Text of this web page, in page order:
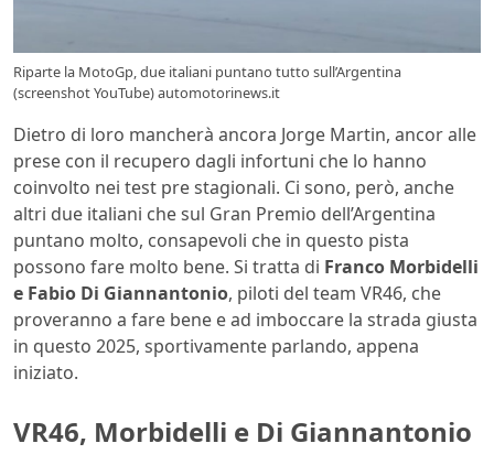
Riparte la MotoGp, due italiani puntano tutto sull’Argentina
(screenshot YouTube) automotorinews.it
Dietro di loro mancherà ancora Jorge Martin, ancor alle
prese con il recupero dagli infortuni che lo hanno
coinvolto nei test pre stagionali. Ci sono, però, anche
altri due italiani che sul Gran Premio dell’Argentina
puntano molto, consapevoli che in questo pista
possono fare molto bene. Si tratta di Franco Morbidelli
e Fabio Di Giannantonio, piloti del team VR46, che
proveranno a fare bene e ad imboccare la strada giusta
in questo 2025, sportivamente parlando, appena
iniziato.
VR46, Morbidelli e Di Giannantonio